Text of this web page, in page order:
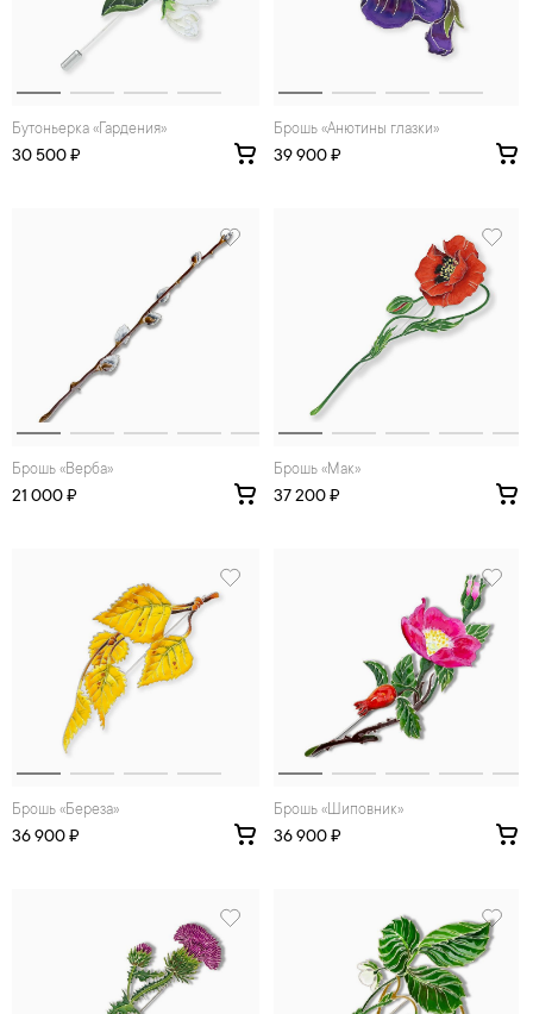
Бутоньерка «Гардения»
30 500 ₽
Брошь «Анютины глазки»
39 900 ₽
Брошь «Верба»
21 000 ₽
Брошь «Мак»
37 200 ₽
Брошь «Береза»
36 900 ₽
Брошь «Шиповник»
36 900 ₽